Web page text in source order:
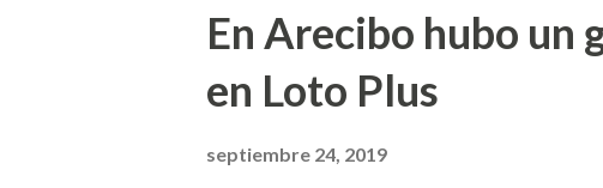
la farmacia Yarimar de la
San Juan
En Arecibo hubo un
en Loto Plus
septiembre 24, 2019